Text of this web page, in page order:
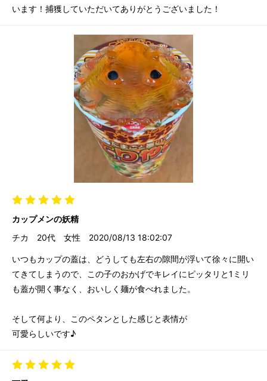
います！捕獲していただいてありがとうございました！
カップメンの妖精
チカ
20代 女性 2020/08/13 18:02:07
いつもカップの蓋は、どうしても左右の隙間が浮いて徐々に開い
てきてしまうので、この子のおかげでキレイにピッタリと1ミリ
も蓋が開く事なく、おいしく麺が食べれました。
そして何より、このペタンとした感じと表情が
可愛らしいです♪